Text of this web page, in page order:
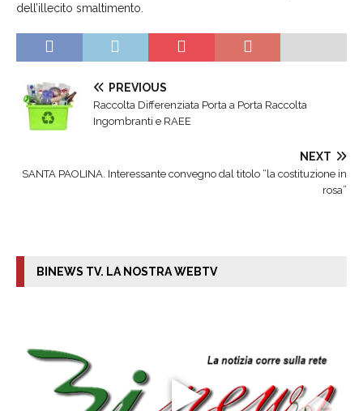
dell’illecito smaltimento.
PREVIOUS
Raccolta Differenziata Porta a Porta Raccolta
Ingombranti e RAEE
NEXT
SANTA PAOLINA. Interessante convegno dal titolo “la costituzione in
rosa”
BINEWS TV. LA NOSTRA WEBTV